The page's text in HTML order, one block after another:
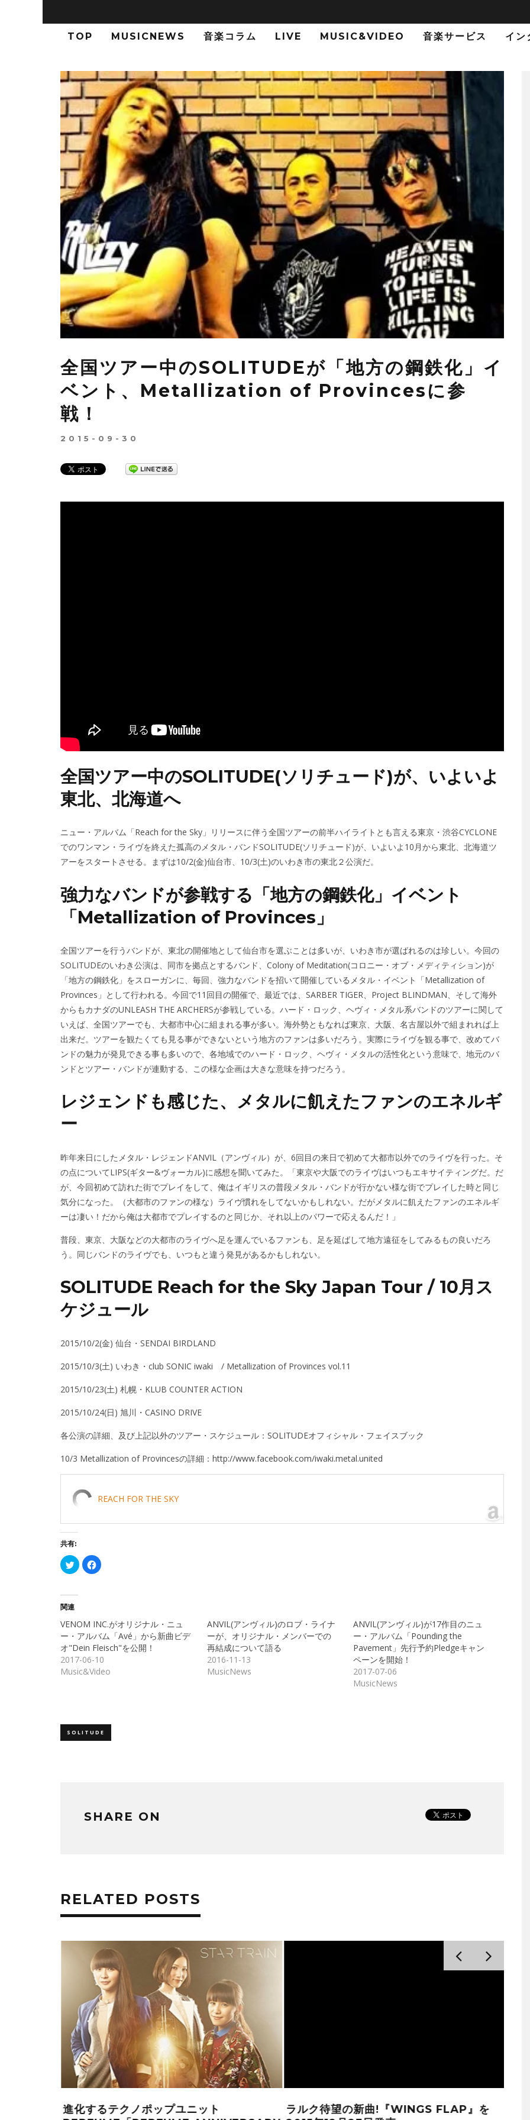
TOP MUSICNEWS 音楽コラム LIVE MUSIC&VIDEO 音楽サービス イン
全国ツアー中のSOLITUDEが「地方の鋼鉄化」イ
ベント、Metallization of Provincesに参
戦！
2015-09-30
全国ツアー中のSOLITUDE(ソリチュード)が、いよいよ
東北、北海道へ
ニュー・アルバム「Reach for the Sky」リリースに伴う全国ツアーの前半ハイライトとも言える東京・渋谷CYCLONE
でのワンマン・ライヴを終えた孤高のメタル・バンドSOLITUDE(ソリチュード)が、いよいよ10月から東北、北海道ツ
アーをスタートさせる。まずは10/2(金)仙台市、10/3(土)のいわき市の東北２公演だ。
強力なバンドが参戦する「地方の鋼鉄化」イベント
「Metallization of Provinces」
全国ツアーを行うバンドが、東北の開催地として仙台市を選ぶことは多いが、いわき市が選ばれるのは珍しい。今回の
SOLITUDEのいわき公演は、同市を拠点とするバンド、Colony of Meditation(コロニー・オブ・メディティション)が
「地方の鋼鉄化」をスローガンに、毎回、強力なバンドを招いて開催しているメタル・イベント「Metallization of
Provinces」として行われる。今回で11回目の開催で、最近では、SARBER TIGER、Project BLINDMAN、そして海外
からもカナダのUNLEASH THE ARCHERSが参戦している。ハード・ロック、ヘヴィ・メタル系バンドのツアーに関して
いえば、全国ツアーでも、大都市中心に組まれる事が多い。海外勢ともなれば東京、大阪、名古屋以外で組まれれば上
出来だ。ツアーを観たくても見る事ができないという地方のファンは多いだろう。実際にライヴを観る事で、改めてバ
ンドの魅力が発見できる事も多いので、各地域でのハード・ロック、ヘヴィ・メタルの活性化という意味で、地元のバ
ンドとツアー・バンドが連動する、この様な企画は大きな意味を持つだろう。
レジェンドも感じた、メタルに飢えたファンのエネルギ
ー
昨年来日にしたメタル・レジェンドANVIL（アンヴィル）が、6回目の来日で初めて大都市以外でのライヴを行った。そ
の点についてLIPS(ギター&ヴォーカル)に感想を聞いてみた。「東京や大阪でのライヴはいつもエキサイティングだ。だ
が、今回初めて訪れた街でプレイをして、俺はイギリスの普段メタル・バンドが行かない様な街でプレイした時と同じ
気分になった。（大都市のファンの様な）ライヴ慣れをしてないかもしれない。だがメタルに飢えたファンのエネルギ
ーは凄い！だから俺は大都市でプレイするのと同じか、それ以上のパワーで応えるんだ！」
普段、東京、大阪などの大都市のライヴへ足を運んでいるファンも、足を延ばして地方遠征をしてみるもの良いだろ
う。同じバンドのライヴでも、いつもと違う発見があるかもしれない。
SOLITUDE Reach for the Sky Japan Tour / 10月ス
ケジュール
2015/10/2(金) 仙台・SENDAI BIRDLAND
2015/10/3(土) いわき・club SONIC iwaki / Metallization of Provinces vol.11
2015/10/23(土) 札幌・KLUB COUNTER ACTION
2015/10/24(日) 旭川・CASINO DRIVE
各公演の詳細、及び上記以外のツアー・スケジュール： SOLITUDEオフィシャル・フェイスブック
10/3 Metallization of Provincesの詳細： http://www.facebook.com/iwaki.metal.united
REACH FOR THE SKY
共有:
ク
リ
て
共
有
(新
し
い
ウ
ィ
ン
ド
Facebook
で
ク
リ
ッ
ク
し
て
く
だ
さ
ン
ド
ウ
関連
VENOM INC.がオリジナル・ニュ
ー・アルバム「Avé」から新曲ビデ
オ"Dein Fleisch"を公開！
2017-06-10
Music&Video
ANVIL(アンヴィル)のロブ・ライナ
ーが、オリジナル・メンバーでの
再結成について語る
2016-11-13
MusicNews
ANVIL(アンヴィル)が17作目のニュ
ー・アルバム「Pounding the
Pavement」先行予約Pledgeキャン
ペーンを開始！
2017-07-06
MusicNews
SOLITUDE
SHARE ON
RELATED POSTS
進化するテクノポップユニット
ラルク待望の新曲!『WINGS FLAP』を